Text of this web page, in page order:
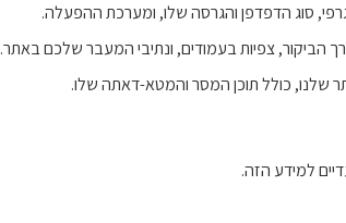
הביקור, צפיות בעמודים, ונתיבי המעבר שלכם באתר.
שלנו, כולל תוכן המסר והמטא-דאתה שלו.
למידע הזה.